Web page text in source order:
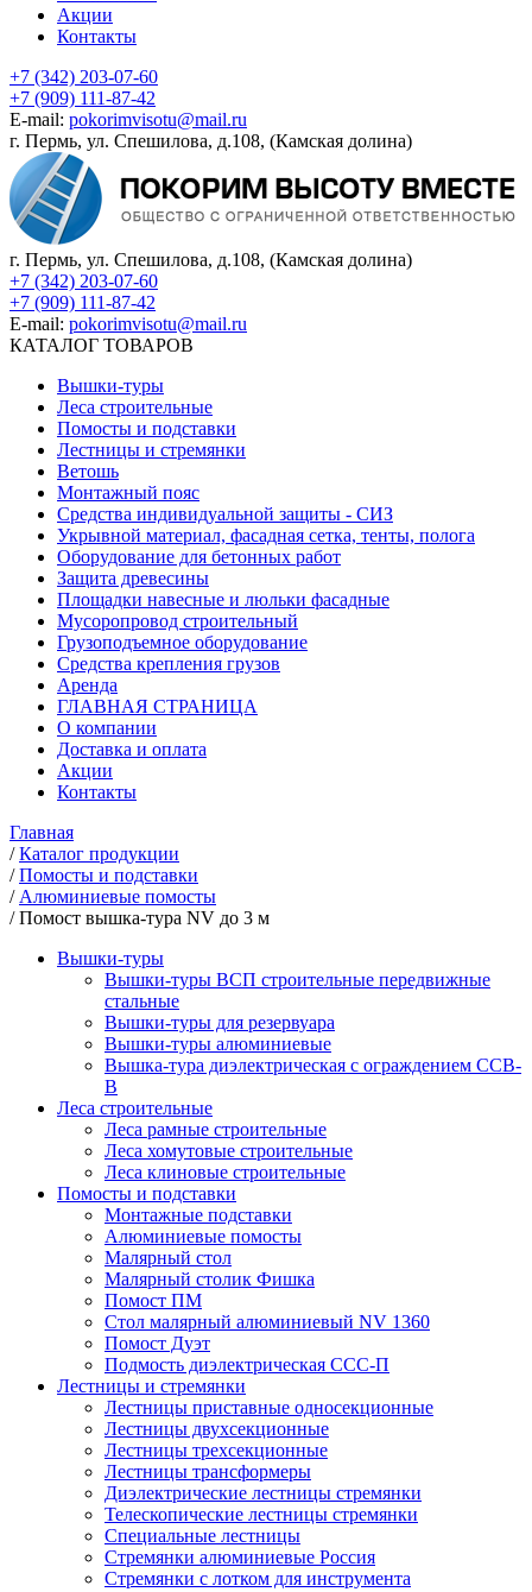
Акции
Контакты
+7 (342) 203-07-60
+7 (909) 111-87-42
E-mail: pokorimvisotu@mail.ru
г. Пермь, ул. Спешилова, д.108, (Камская долина)
г. Пермь, ул. Спешилова, д.108, (Камская долина)
+7 (342) 203-07-60
+7 (909) 111-87-42
E-mail: pokorimvisotu@mail.ru
КАТАЛОГ ТОВАРОВ
Вышки-туры
Леса строительные
Помосты и подставки
Лестницы и стремянки
Ветошь
Монтажный пояс
Средства индивидуальной защиты - СИЗ
Укрывной материал, фасадная сетка, тенты, полога
Оборудование для бетонных работ
Защита древесины
Площадки навесные и люльки фасадные
Мусоропровод строительный
Грузоподъемное оборудование
Средства крепления грузов
Аренда
ГЛАВНАЯ СТРАНИЦА
О компании
Доставка и оплата
Акции
Контакты
Главная
/Каталог продукции
/Помосты и подставки
/ Алюминиевые помосты
/Помост вышка-тура NV до 3 м
Вышки-туры
Вышки-туры ВСП строительные передвижные
стальные
Вышки-туры для резервуара
Вышки-туры алюминиевые
Вышка-тура диэлектрическая с ограждением ССВ-
В
Леса строительные
Леса рамные строительные
Леса хомутовые строительные
Леса клиновые строительные
Помосты и подставки
Монтажные подставки
Алюминиевые помосты
Малярный стол
Малярный столик Фишка
Помост ПМ
Стол малярный алюминиевый NV 1360
Помост Дуэт
Подмость диэлектрическая ССС-П
Лестницы и стремянки
Лестницы приставные односекционные
Лестницы двухсекционные
Лестницы трехсекционные
Лестницы трансформеры
Диэлектрические лестницы стремянки
Телескопические лестницы стремянки
Специальные лестницы
Стремянки алюминиевые Россия
Стремянки c лотком для инструмента